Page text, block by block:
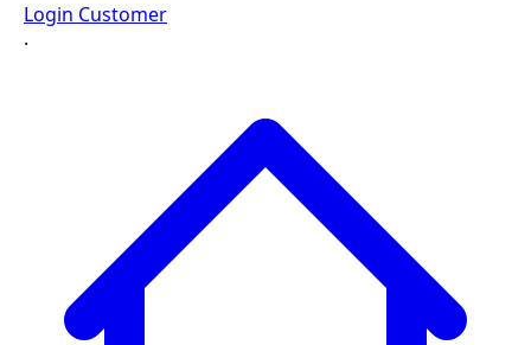
Login Customer
·